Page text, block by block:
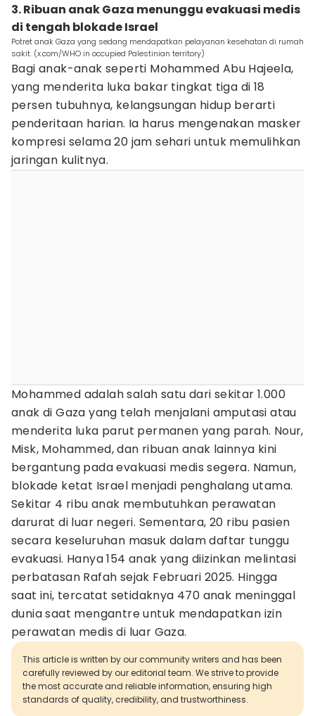
3. Ribuan anak Gaza menunggu evakuasi medis
di tengah blokade Israel
Potret anak Gaza yang sedang mendapatkan pelayanan kesehatan di rumah
sakit. (x.com/WHO in occupied Palestinian territory)
Bagi anak-anak seperti Mohammed Abu Hajeela,
yang menderita luka bakar tingkat tiga di 18
persen tubuhnya, kelangsungan hidup berarti
penderitaan harian. Ia harus mengenakan masker
kompresi selama 20 jam sehari untuk memulihkan
jaringan kulitnya.
Mohammed adalah salah satu dari sekitar 1.000
anak di Gaza yang telah menjalani amputasi atau
menderita luka parut permanen yang parah. Nour,
Misk, Mohammed, dan ribuan anak lainnya kini
bergantung pada evakuasi medis segera. Namun,
blokade ketat Israel menjadi penghalang utama.
Sekitar 4 ribu anak membutuhkan perawatan
darurat di luar negeri. Sementara, 20 ribu pasien
secara keseluruhan masuk dalam daftar tunggu
evakuasi. Hanya 154 anak yang diizinkan melintasi
perbatasan Rafah sejak Februari 2025. Hingga
saat ini, tercatat setidaknya 470 anak meninggal
dunia saat mengantre untuk mendapatkan izin
perawatan medis di luar Gaza.
This article is written by our community writers and has been
carefully reviewed by our editorial team. We strive to provide
the most accurate and reliable information, ensuring high
standards of quality, credibility, and trustworthiness.